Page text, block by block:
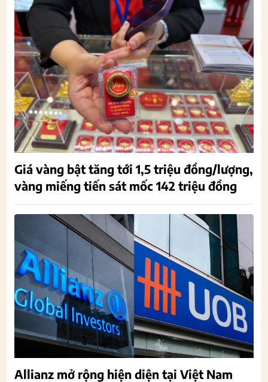
Giá vàng bật tăng tới 1,5 triệu đồng/lượng,
vàng miếng tiến sát mốc 142 triệu đồng
Allianz mở rộng hiện diện tại Việt Nam